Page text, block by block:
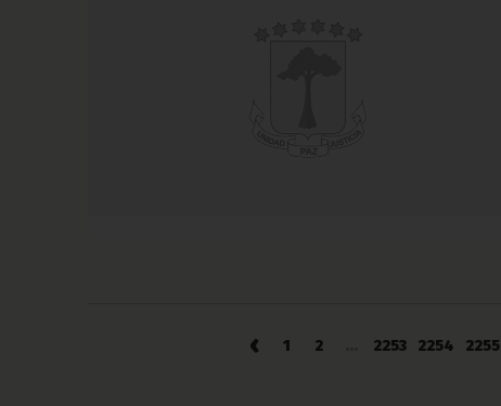
‹ 1 2 2253 2254 2255